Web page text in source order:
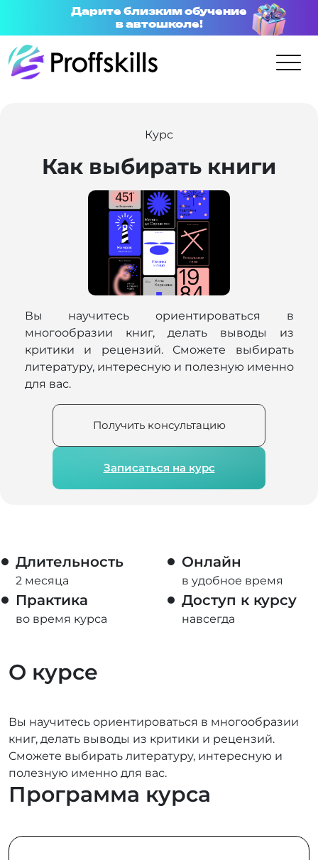
Дарите близким обучение
в автошколе!
Курс
Как выбирать книги
Вы научитесь ориентироваться в
многообразии книг, делать выводы из
критики и рецензий. Сможете выбирать
литературу, интересную и полезную именно
для вас.
Записаться на курс
Получить консультацию
Длительность
2 месяца
Онлайн
в удобное время
Практика
во время курса
Доступ к курсу
навсегда
О курсе
Вы научитесь ориентироваться в многообразии
книг, делать выводы из критики и рецензий.
Сможете выбирать литературу, интересную и
полезную именно для вас.
Программа курса